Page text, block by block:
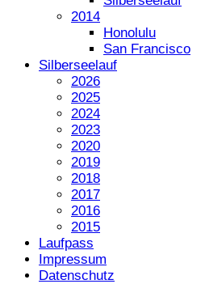
2014
Honolulu
San Francisco
Silberseelauf
2026
2025
2024
2023
2020
2019
2018
2017
2016
2015
Laufpass
Impressum
Datenschutz